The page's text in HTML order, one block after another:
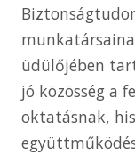
üdülőjében
jó közösség a
oktatásnak,